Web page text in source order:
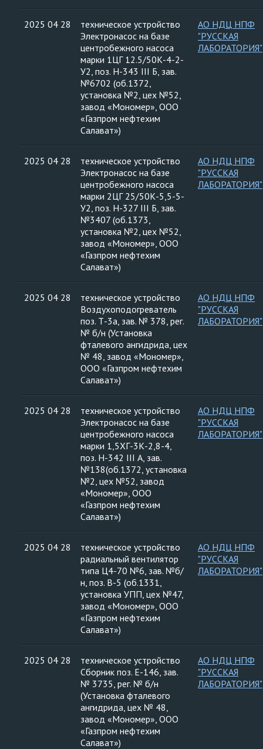
2025 04 28
техническое устройство
Электронасос на базе
центробежного насоса
марки 1ЦГ 12.5/50К-4-2-
У2, поз. Н-343 III Б, зав.
№6702 (об.1372,
установка №2, цех №52,
завод «Мономер», ООО
«Газпром нефтехим
Салават»)
АО НДЦ НПФ
"РУССКАЯ
ЛАБОРАТОРИЯ"
2025 04 28
техническое устройство
Электронасос на базе
центробежного насоса
марки 2ЦГ 25/50К-5,5-5-
У2, поз. Н-327 III Б, зав.
№3407 (об.1373,
установка №2, цех №52,
завод «Мономер», ООО
«Газпром нефтехим
Салават»)
АО НДЦ НПФ
"РУССКАЯ
ЛАБОРАТОРИЯ"
2025 04 28
техническое устройство
Воздухоподогреватель
поз. Т-3а, зав. № 378, рег.
№ б/н (Установка
фталевого ангидрида, цех
№ 48, завод «Мономер»,
ООО «Газпром нефтехим
Салават»)
АО НДЦ НПФ
"РУССКАЯ
ЛАБОРАТОРИЯ"
2025 04 28
техническое устройство
Электронасос на базе
центробежного насоса
марки 1,5ХГ-3К-2,8-4,
поз. Н-342 III А, зав.
№138(об.1372, установка
№2, цех №52, завод
«Мономер», ООО
«Газпром нефтехим
Салават»)
АО НДЦ НПФ
"РУССКАЯ
ЛАБОРАТОРИЯ"
2025 04 28
техническое устройство
радиальный вентилятор
типа Ц4-70 №6, зав. №б/
н, поз. В-5 (об.1331,
установка УПП, цех №47,
завод «Мономер», ООО
«Газпром нефтехим
Салават»)
АО НДЦ НПФ
"РУССКАЯ
ЛАБОРАТОРИЯ"
2025 04 28
техническое устройство
Сборник поз. Е-146, зав.
№ 3735, рег. № б/н
(Установка фталевого
ангидрида, цех № 48,
завод «Мономер», ООО
«Газпром нефтехим
Салават»)
АО НДЦ НПФ
"РУССКАЯ
ЛАБОРАТОРИЯ"